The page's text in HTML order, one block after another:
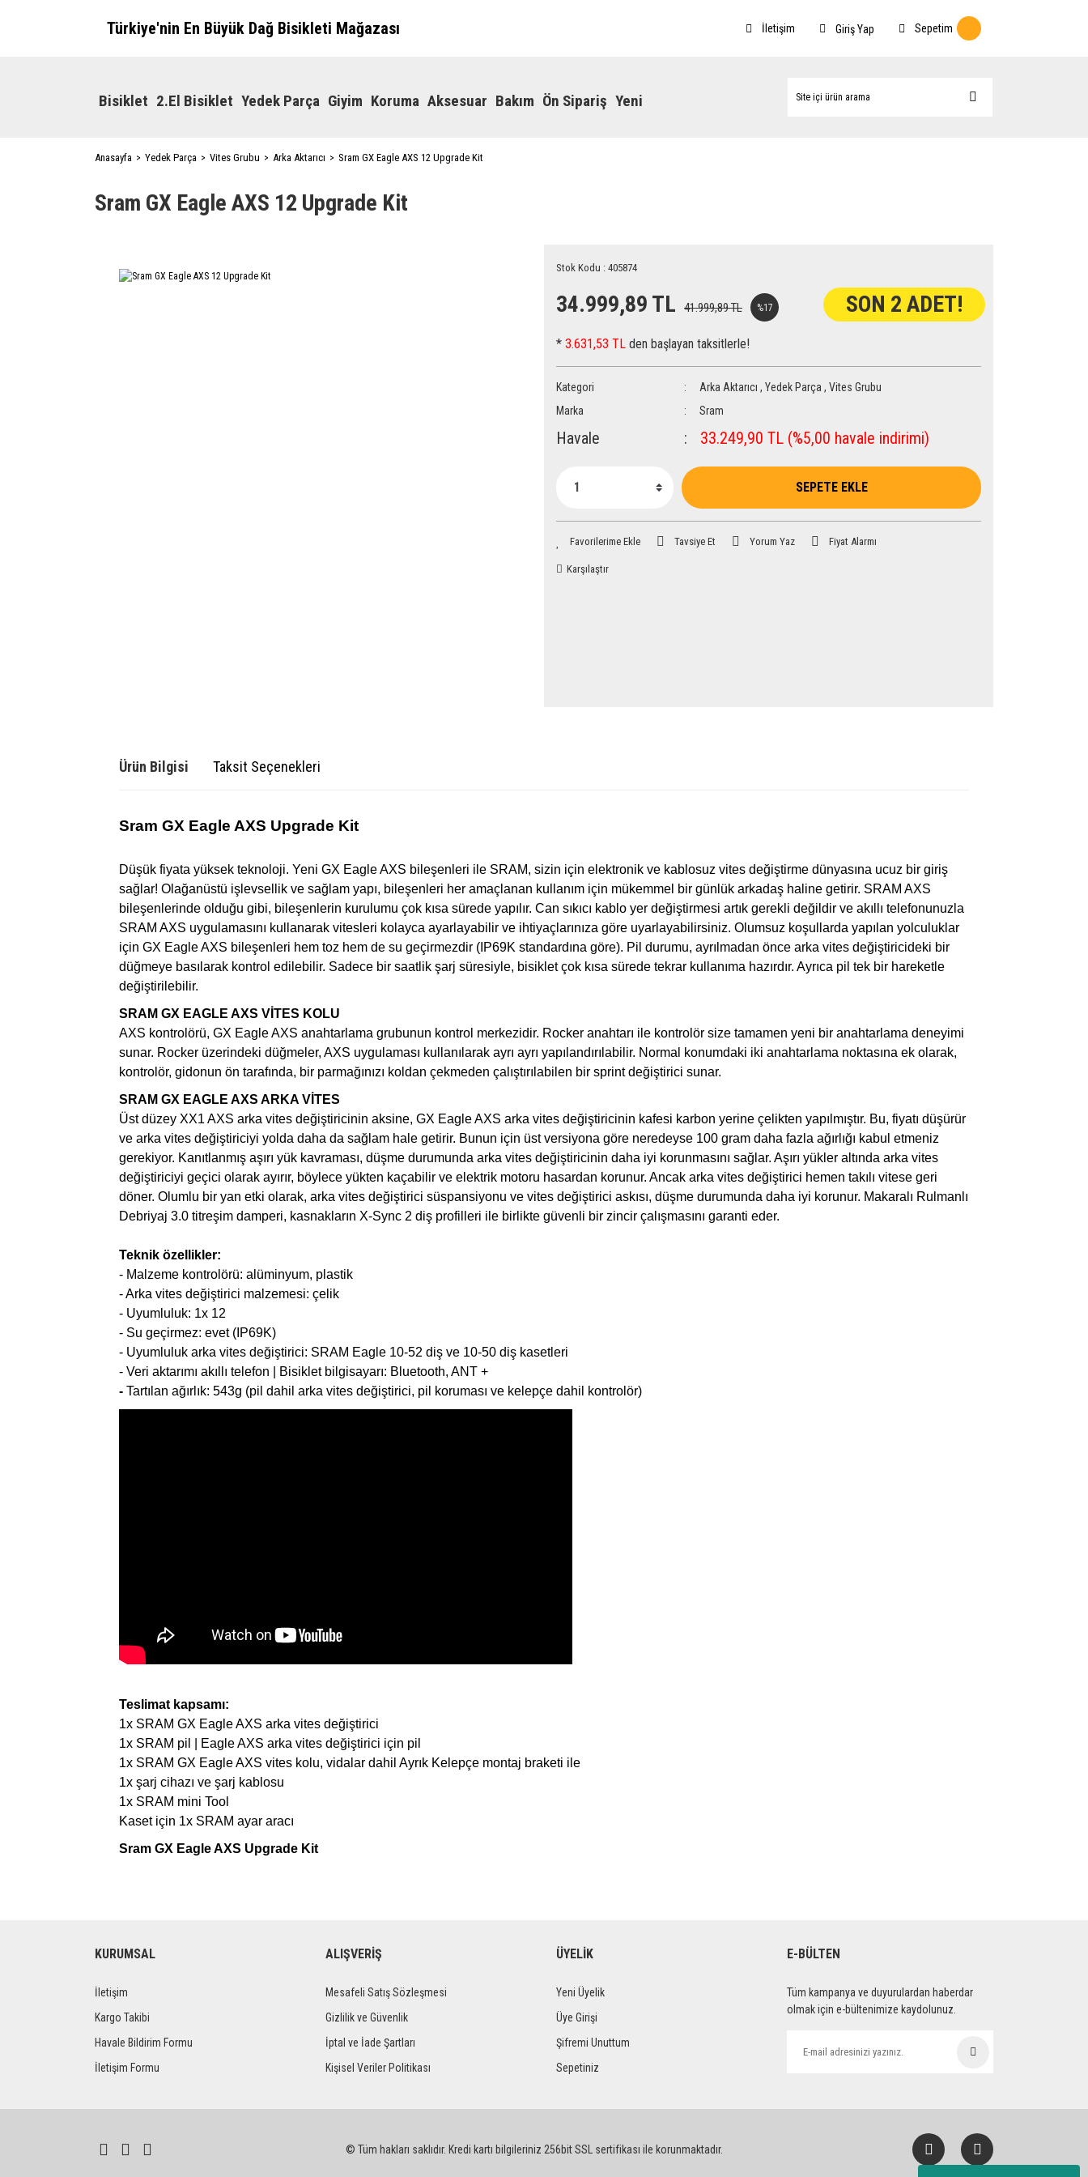
Türkiye'nin En Büyük Dağ Bisikleti Mağazası İletişim Giriş Yap Sepetim
Bisiklet 2.El Bisiklet Yedek Parça Giyim Koruma Aksesuar Bakım Ön Sipariş Yeni
Anasayfa Yedek Parça Vites Grubu Arka Aktarıcı Sram GX Eagle AXS 12 Upgrade Kit
Sram GX Eagle AXS 12 Upgrade Kit
Stok Kodu : 405874
34.999,89 TL 41.999,89 TL %17 SON 2 ADET!
* 3.631,53 TL den başlayan taksitlerle!
Kategori Arka Aktarıcı , Yedek Parça , Vites Grubu
Marka
Sram
Havale 33.249,90 TL (%5,00 havale indirimi)
SEPETE EKLE
Tavsiye Et Yorum Yaz Fiyat Alarmı
Karşılaştır
Ürün Bilgisi Taksit Seçenekleri
Sram GX Eagle AXS Upgrade Kit
Düşük fiyata yüksek teknoloji. Yeni GX Eagle AXS bileşenleri ile SRAM, sizin için elektronik ve kablosuz vites değiştirme dünyasına ucuz bir giriş
sağlar! Olağanüstü işlevsellik ve sağlam yapı, bileşenleri her amaçlanan kullanım için mükemmel bir günlük arkadaş haline getirir. SRAM AXS
bileşenlerinde olduğu gibi, bileşenlerin kurulumu çok kısa sürede yapılır. Can sıkıcı kablo yer değiştirmesi artık gerekli değildir ve akıllı telefonunuzla
SRAM AXS uygulamasını kullanarak vitesleri kolayca ayarlayabilir ve ihtiyaçlarınıza göre uyarlayabilirsiniz. Olumsuz koşullarda yapılan yolculuklar
için GX Eagle AXS bileşenleri hem toz hem de su geçirmezdir (IP69K standardına göre). Pil durumu, ayrılmadan önce arka vites değiştiricideki bir
düğmeye basılarak kontrol edilebilir. Sadece bir saatlik şarj süresiyle, bisiklet çok kısa sürede tekrar kullanıma hazırdır. Ayrıca pil tek bir hareketle
değiştirilebilir.
SRAM GX EAGLE AXS VİTES KOLU
AXS kontrolörü, GX Eagle AXS anahtarlama grubunun kontrol merkezidir. Rocker anahtarı ile kontrolör size tamamen yeni bir anahtarlama deneyimi
sunar. Rocker üzerindeki düğmeler, AXS uygulaması kullanılarak ayrı ayrı yapılandırılabilir. Normal konumdaki iki anahtarlama noktasına ek olarak,
kontrolör, gidonun ön tarafında, bir parmağınızı koldan çekmeden çalıştırılabilen bir sprint değiştirici sunar.
SRAM GX EAGLE AXS ARKA VİTES
Üst düzey XX1 AXS arka vites değiştiricinin aksine, GX Eagle AXS arka vites değiştiricinin kafesi karbon yerine çelikten yapılmıştır. Bu, fiyatı düşürür
ve arka vites değiştiriciyi yolda daha da sağlam hale getirir. Bunun için üst versiyona göre neredeyse 100 gram daha fazla ağırlığı kabul etmeniz
gerekiyor. Kanıtlanmış aşırı yük kavraması, düşme durumunda arka vites değiştiricinin daha iyi korunmasını sağlar. Aşırı yükler altında arka vites
değiştiriciyi geçici olarak ayırır, böylece yükten kaçabilir ve elektrik motoru hasardan korunur. Ancak arka vites değiştirici hemen takılı vitese geri
döner. Olumlu bir yan etki olarak, arka vites değiştirici süspansiyonu ve vites değiştirici askısı, düşme durumunda daha iyi korunur. Makaralı Rulmanlı
Debriyaj 3.0 titreşim damperi, kasnakların X-Sync 2 diş profilleri ile birlikte güvenli bir zincir çalışmasını garanti eder.
Teknik özellikler:
- Malzeme kontrolörü: alüminyum, plastik
- Arka vites değiştirici malzemesi: çelik
- Uyumluluk: 1x 12
- Su geçirmez: evet (IP69K)
- Uyumluluk arka vites değiştirici: SRAM Eagle 10-52 diş ve 10-50 diş kasetleri
- Veri aktarımı akıllı telefon | Bisiklet bilgisayarı: Bluetooth, ANT +
- Tartılan ağırlık: 543g (pil dahil arka vites değiştirici, pil koruması ve kelepçe dahil kontrolör)
Teslimat kapsamı:
1x SRAM GX Eagle AXS arka vites değiştirici
1x SRAM pil | Eagle AXS arka vites değiştirici için pil
1x SRAM GX Eagle AXS vites kolu, vidalar dahil Ayrık Kelepçe montaj braketi ile
1x şarj cihazı ve şarj kablosu
1x SRAM mini Tool
Kaset için 1x SRAM ayar aracı
Sram GX Eagle AXS Upgrade Kit
KURUMSAL
İletişim
Kargo Takibi
Havale Bildirim Formu
İletişim Formu
ALIŞVERİŞ
Mesafeli Satış Sözleşmesi
Gizlilik ve Güvenlik
İptal ve İade Şartları
Kişisel Veriler Politikası
ÜYELİK
Yeni Üyelik
Üye Girişi
Şifremi Unuttum
Sepetiniz
E-BÜLTEN
Tüm kampanya ve duyurulardan haberdar
olmak için e-bültenimize kaydolunuz.
© Tüm hakları saklıdır. Kredi kartı bilgileriniz 256bit SSL sertifikası ile korunmaktadır.